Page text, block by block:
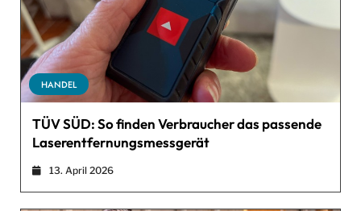
HANDEL
TÜV SÜD: So finden Verbraucher das passende
Laserentfernungsmessgerät
13. April 2026